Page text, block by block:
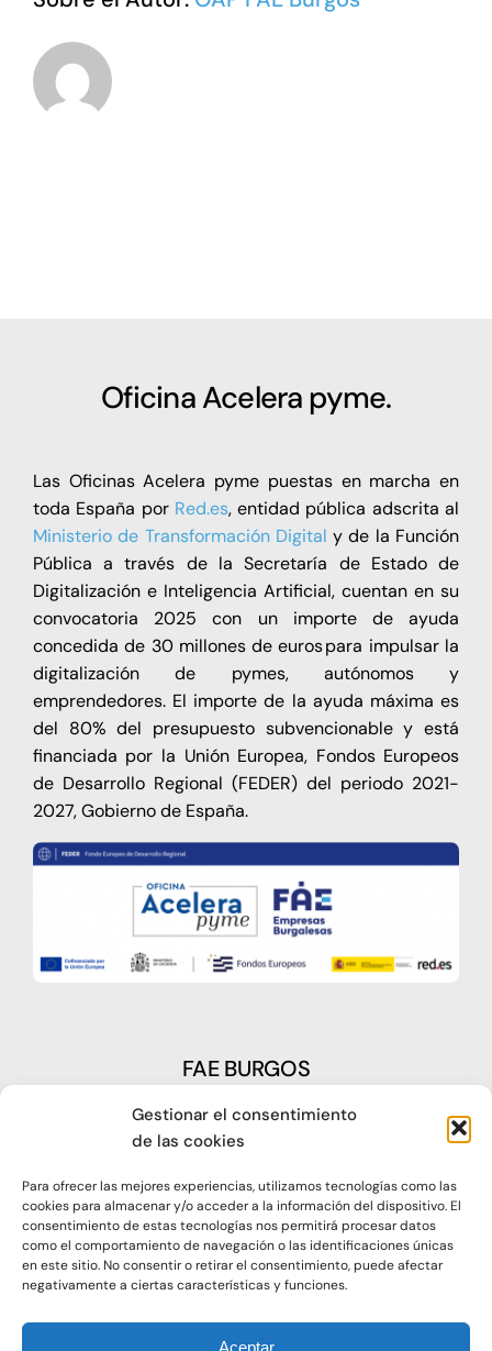
Gestionar el consentimiento
de las cookies
Para ofrecer las mejores experiencias, utilizamos tecnologías como las
cookies para almacenar y/o acceder a la información del dispositivo. El
consentimiento de estas tecnologías nos permitirá procesar datos
como el comportamiento de navegación o las identificaciones únicas
en este sitio. No consentir o retirar el consentimiento, puede afectar
negativamente a ciertas características y funciones.
Aceptar
Oficina Acelera pyme.
Las Oficinas Acelera pyme puestas en marcha en
toda España por Red.es, entidad pública adscrita al
Ministerio de Transformación Digital y de la Función
Pública a través de la Secretaría de Estado de
Digitalización e Inteligencia Artificial, cuentan en su
convocatoria 2025 con un importe de ayuda
concedida de 30 millones de euros para impulsar la
digitalización de pymes, autónomos y
emprendedores. El importe de la ayuda máxima es
del 80% del presupuesto subvencionable y está
financiada por la Unión Europea, Fondos Europeos
de Desarrollo Regional (FEDER) del periodo 2021-
2027, Gobierno de España.
FAE BURGOS
Plaza Castilla, nº1 – 09003 Burgos
Telf: 947 266 142
Fax: 947 273 797
oap@faeburgos.org